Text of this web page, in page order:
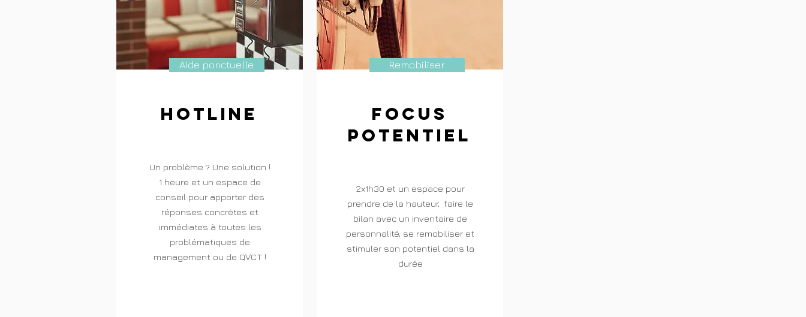
Aide ponctuelle
Hotline
Un problème ? Une solution !
1 heure et un espace de
conseil pour apporter des
réponses concrètes et
immédiates à toutes les
problématiques de
management ou de QVCT !
Remobiliser
FOCUS
POTENTIEL
2x1h30 et un espace pour
prendre de la hauteur, faire le
bilan avec un inventaire de
personnalité, se remobiliser et
stimuler son potentiel dans la
durée